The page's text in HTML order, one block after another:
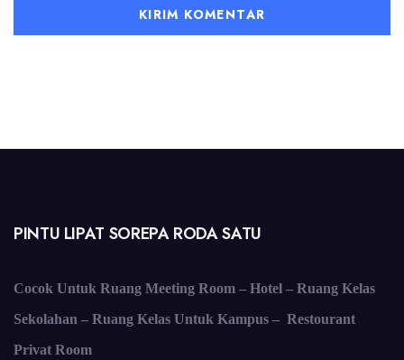
PINTU LIPAT SOREPA RODA SATU
Cocok Untuk Ruang Meeting Room – Hotel – Ruang Kelas
Sekolahan – Ruang Kelas Untuk Kampus – Restourant
Privat Room